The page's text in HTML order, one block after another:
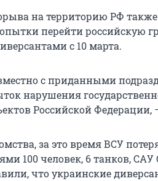
на территорию РФ
перейти российскую
с 10 марта.
с приданными
нарушения
Российской
за это время ВСУ
100 человек, 6 танков,
что украинские